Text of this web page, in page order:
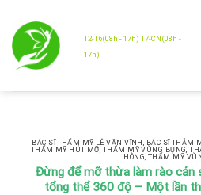
content
T2-T6(08h - 17h) T7-CN(08h -
17h)
BÁC SĨ THẨM MỸ LÊ VĂN VĨNH , BÁC SĨ THẪM
THẨM MỸ HÚT MỠ, THẨM MỸ VÙNG BỤNG,
HÔNG,THẨM MỸ
Đừng để mỡ thừa làm rào cản
tổng thể 360 độ – Một lần